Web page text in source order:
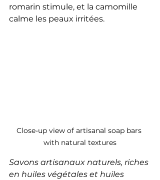
romarin stimule, et la camomille
calme les peaux irritées.
Close-up view of artisanal soap bars
with natural textures
Savons artisanaux naturels, riches
en huiles végétales et huiles